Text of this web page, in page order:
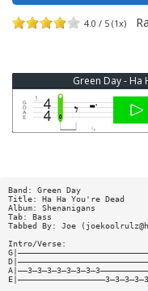
4.0 / 5 (1x)
Green Day - Ha
Band: Green Day
Title: Ha Ha You're Dead
Album: Shenanigans
Tab: Bass
Tabbed By: Joe (
Intro/Verse: